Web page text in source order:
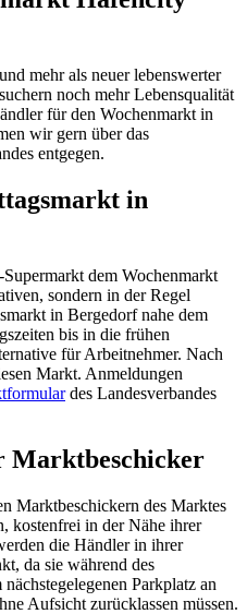
mehr als neuer lebenswerter
noch mehr Lebensqualität
für den Wochenmarkt in
wir gern über das
entgegen.
in
dem Wochenmarkt
sondern in der Regel
in Bergedorf nahe dem
bis in die frühen
für Arbeitnehmer. Nach
Markt. Anmeldungen
des Landesverbandes
Marktbeschicker
Marktbeschickern des Marktes
kostenfrei in der Nähe ihrer
die Händler in ihrer
da sie während des
Parkplatz an
Aufsicht zurücklassen müssen.